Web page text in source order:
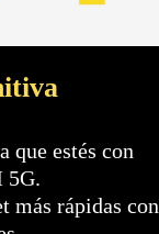
que estés con
5G.
más rápidas con